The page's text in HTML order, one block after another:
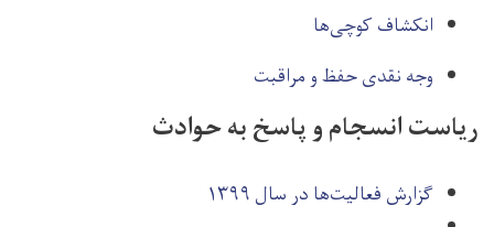
انکشاف کوچی‌ها
وجه نقدی حفظ و مراقبت
ریاست انسجام و پاسخ به حوادث
گزارش فعالیت‌ها در سال ۱۳۹۹